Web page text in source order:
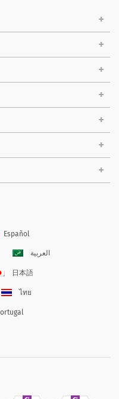
Español
العربية
日本語
ไทย